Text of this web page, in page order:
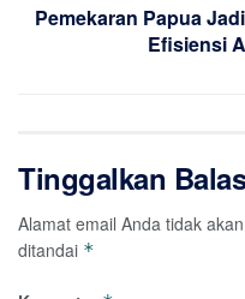
Pemekaran Papua
Efisiensi
Tinggalkan
Alamat email Anda tidak
ditandai *